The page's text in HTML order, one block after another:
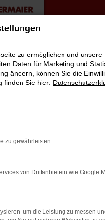
Das gilt natürlich
jedem Anspruch in
Sie Ihren Audi Q7 frei
noch heute.
zu ermöglichen und unsere
Daten für Marketing und
ändern, können Sie die
finden Sie hier:
zu gewährleisten.
von Drittanbietern wie Google
um die Leistung zu messen